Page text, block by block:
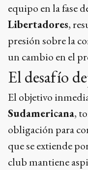
equipo en la fase
Libertadores,
presión sobre la
un cambio en el
El desafío
El objetivo
Sudamericana,
obligación para
que se extiende
club mantiene